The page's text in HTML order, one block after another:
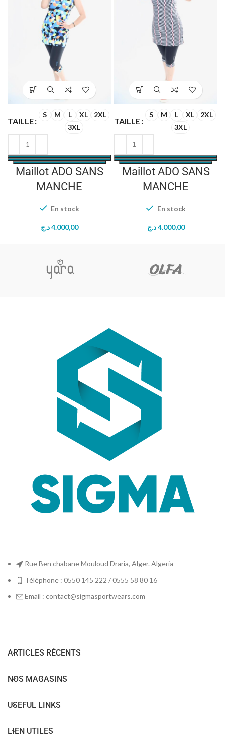
TAILLE
S M L XL
2XL
3XL
Maillot ADO SANS
MANCHE
En stock
4.000,00 د.ج
TAILLE
S M L XL
2XL
3XL
Maillot ADO SANS
MANCHE
En stock
4.000,00 د.ج
Rue Ben chabane Mouloud Draria, Alger. Algeria
Téléphone : 0550 145 222 / 0555 58 80 16
Email : contact@sigmasportwears.com
ARTICLES RÉCENTS
NOS MAGASINS
USEFUL LINKS
LIEN UTILES